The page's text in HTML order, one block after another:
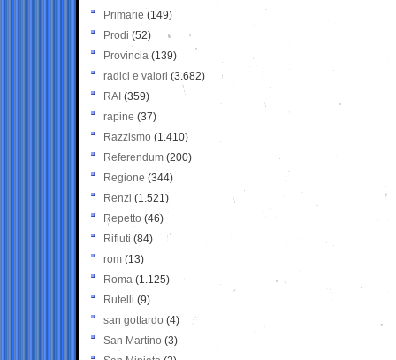
Primarie (149)
Prodi (52)
Provincia (139)
radici e valori (3.682)
RAI (359)
rapine (37)
Razzismo (1.410)
Referendum (200)
Regione (344)
Renzi (1.521)
Repetto (46)
Rifiuti (84)
rom (13)
Roma (1.125)
Rutelli (9)
san gottardo (4)
San Martino (3)